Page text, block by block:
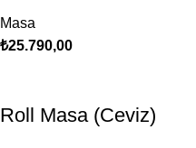
Masa
₺25.790,00
Roll Masa (Ceviz)